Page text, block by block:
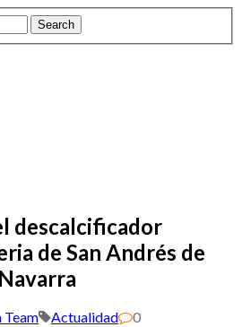
descalcificador
de San Andrés de
Team Actualidad 0